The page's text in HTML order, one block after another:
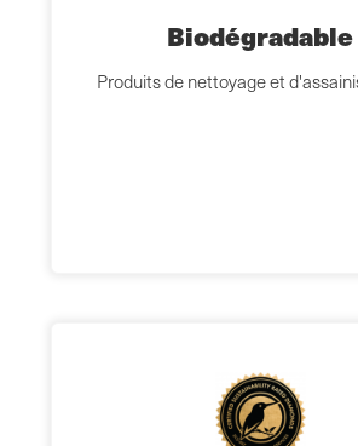
Biodégradable
Produits de nettoyage et